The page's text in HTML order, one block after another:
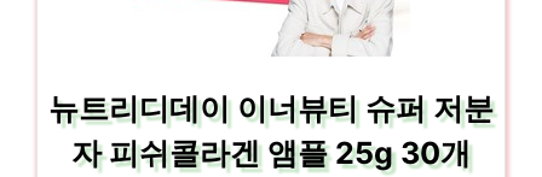
뉴트리디데이 이너뷰티 슈퍼 저분
자 피쉬콜라겐 앰플 25g 30개